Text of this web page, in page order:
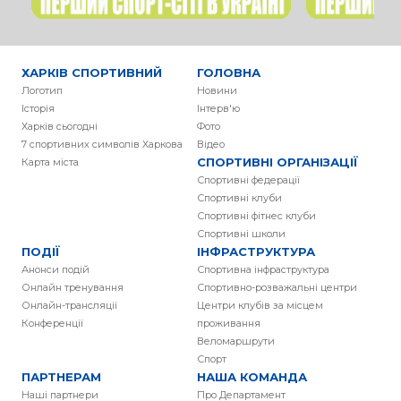
ХАРКІВ СПОРТИВНИЙ
Логотип
Історія
Харків сьогодні
7 спортивних символів Харкова
Карта міста
ГОЛОВНА
Новини
Інтерв'ю
Фото
Вiдео
СПОРТИВНІ ОРГАНІЗАЦІЇ
Спортивні федерації
Спортивні клуби
Спортивні фітнес клуби
Спортивні школи
ПОДІЇ
Анонси подій
Онлайн тренування
Онлайн-трансляції
Конференції
ІНФРАСТРУКТУРА
Спортивна інфраструктура
Спортивно-розважальні центри
Центри клубів за місцем
проживання
Веломаршрути
Спорт
ПАРТНЕРАМ
Наші партнери
НАША КОМАНДА
Про Департамент